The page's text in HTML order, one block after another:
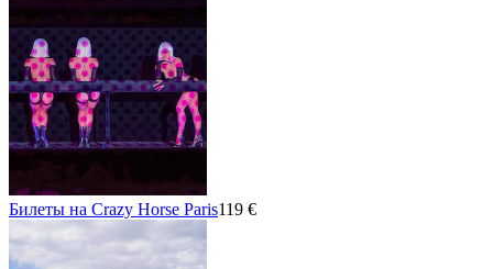
Билеты на Crazy Horse Paris119 €